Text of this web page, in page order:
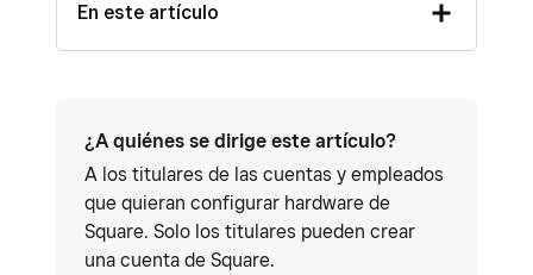
En este artículo
¿A quiénes se dirige este artículo?
A los titulares de las cuentas y empleados
que quieran configurar hardware de
Square. Solo los titulares pueden crear
una cuenta de Square.